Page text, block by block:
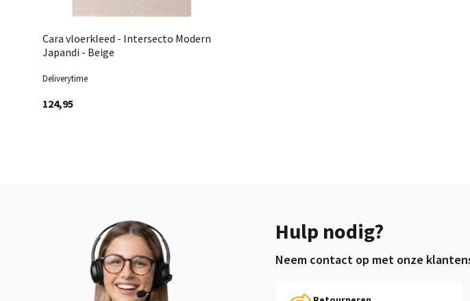
Cara vloerkleed - Intersecto Modern
Japandi - Beige
Deliverytime
124,95
Hulp nodig?
Neem contact op met onze